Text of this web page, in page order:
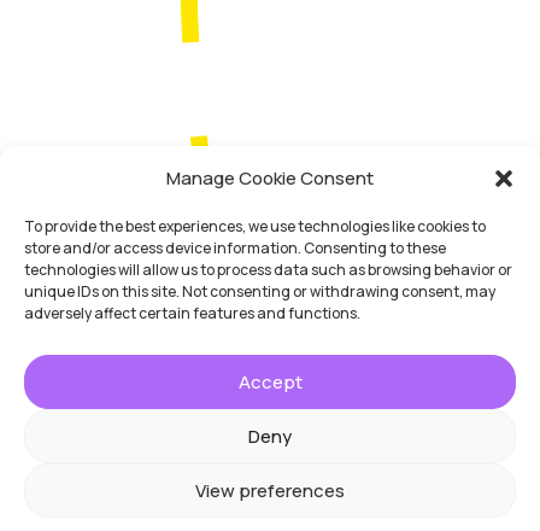
Manage Cookie Consent
To provide the best experiences, we use technologies like cookies to
store and/or access device information. Consenting to these
technologies will allow us to process data such as browsing behavior or
unique IDs on this site. Not consenting or withdrawing consent, may
adversely affect certain features and functions.
Accept
Deny
View preferences